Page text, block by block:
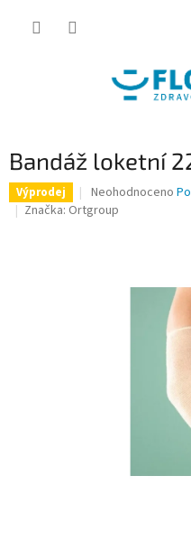
Bandáž loketní
Výprodej
Průměrné
hodnocení
Neohodnoceno
Značka: Ortgroup